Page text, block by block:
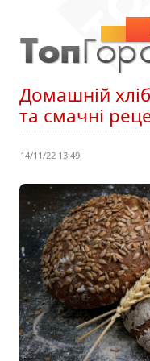
Домашній
та смачні
14/11/22 13:49